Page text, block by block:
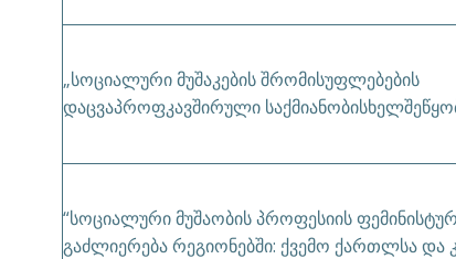
„სოციალური მუშაკების შრომისუფლებების
დაცვაპროფკავშირული
“სოციალური მუშაობის პროფესიის
გაძლიერება რეგიონებში: ქვემო ქართლსა და